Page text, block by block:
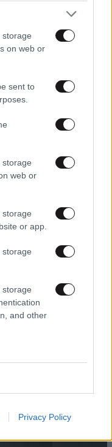
storage
on web or
sent to
storage
web or
storage
or app.
storage
storage
and other
Privacy Policy
13:32
Γάλλος και
17·07·2025 13:10
σε λίγο.